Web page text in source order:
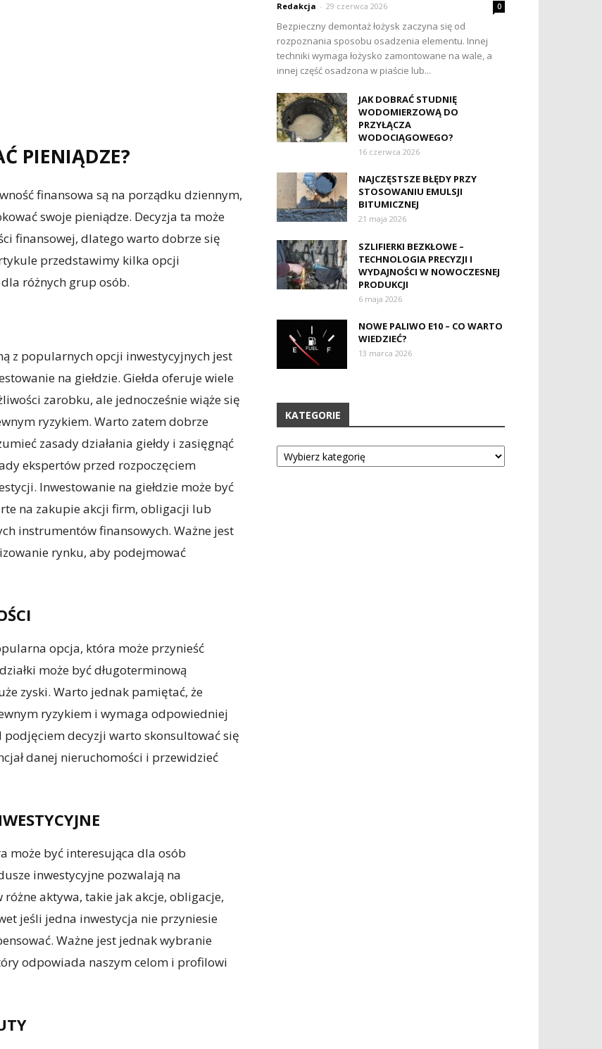
PIENIĄDZE?
finansowa są na porządku dziennym,
swoje pieniądze. Decyzja ta może
finansowej, dlatego warto dobrze się
przedstawimy kilka opcji
różnych grup osób.
z popularnych opcji inwestycyjnych jest
na giełdzie. Giełda oferuje wiele
zarobku, ale jednocześnie wiąże się
ryzykiem. Warto zatem dobrze
zasady działania giełdy i zasięgnąć
ekspertów przed rozpoczęciem
Inwestowanie na giełdzie może być
na zakupie akcji firm, obligacji lub
instrumentów finansowych. Ważne jest
rynku, aby podejmować
opcja, która może przynieść
może być długoterminową
zyski. Warto jednak pamiętać, że
ryzykiem i wymaga odpowiedniej
decyzji warto skonsultować się
danej nieruchomości i przewidzieć
może być interesująca dla osób
inwestycyjne pozwalają na
aktywa, takie jak akcje, obligacje,
jeśli jedna inwestycja nie przyniesie
Ważne jest jednak wybranie
odpowiada naszym celom i profilowi
Redakcja - 29 czerwca 2026 0
Bezpieczny demontaż łożysk zaczyna się od
rozpoznania sposobu osadzenia elementu. Innej
techniki wymaga łożysko zamontowane na wale, a
innej część osadzona w piaście lub...
JAK DOBRAĆ STUDNIĘ
WODOMIERZOWĄ DO
PRZYŁĄCZA
WODOCIĄGOWEGO?
16 czerwca 2026
NAJCZĘSTSZE BŁĘDY PRZY
STOSOWANIU EMULSJI
BITUMICZNEJ
21 maja 2026
SZLIFIERKI BEZKŁOWE –
TECHNOLOGIA PRECYZJI I
WYDAJNOŚCI W NOWOCZESNEJ
PRODUKCJI
6 maja 2026
NOWE PALIWO E10 – CO WARTO
WIEDZIEĆ?
13 marca 2026
KATEGORIE
Kategorie